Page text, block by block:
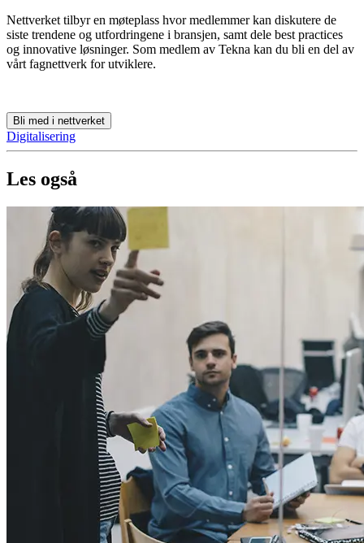
Nettverket tilbyr en møteplass hvor medlemmer kan diskutere de
siste trendene og utfordringene i bransjen, samt dele best practices
og innovative løsninger. Som medlem av Tekna kan du bli en del av
vårt fagnettverk for utviklere.
Bli med i nettverket
Digitalisering
Les også